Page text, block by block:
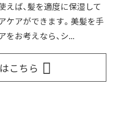
えば、髪を適度に保湿して
ケアができます。美髪を手
をお考えなら、シ...
こちら